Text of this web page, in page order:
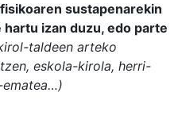
sustapenarekin
izan duzu, edo parte
taldeen arteko
eskola-kirola, herri-